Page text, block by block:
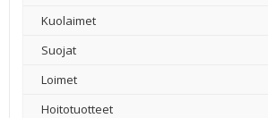
Kuolaimet
Suojat
Loimet
Hoitotuotteet